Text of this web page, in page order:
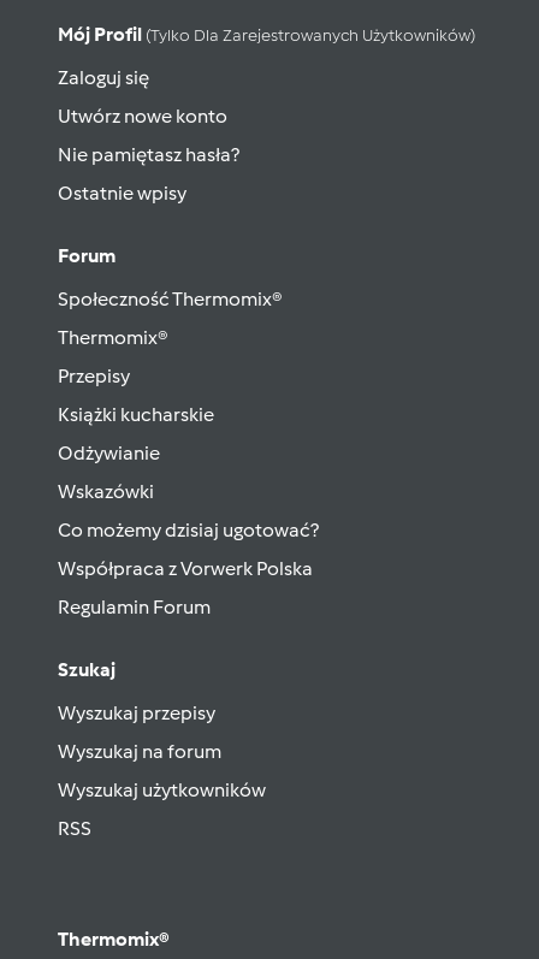
Mój Profil (tylko Dla Zarejestrowanych Użytkowników)
Zaloguj się
Utwórz nowe konto
Nie pamiętasz hasła?
Ostatnie wpisy
Forum
Społeczność Thermomix®
Thermomix®
Przepisy
Książki kucharskie
Odżywianie
Wskazówki
Co możemy dzisiaj ugotować?
Współpraca z Vorwerk Polska
Regulamin Forum
Szukaj
Wyszukaj przepisy
Wyszukaj na forum
Wyszukaj użytkowników
RSS
Thermomix®